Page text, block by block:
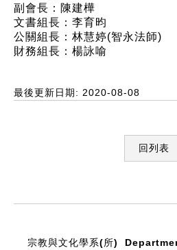
副會長：陳建樺
文書組長：李育昀
公關組長：林慧婷(智永法師)
財務組長：楊詠喻
最後更新日期: 2020-08-08
回列表
宗教與文化學系(所)